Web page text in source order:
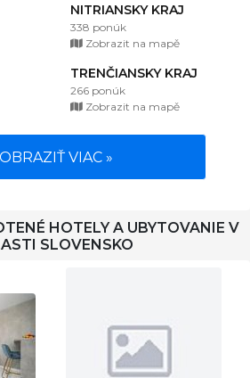
NITRIANSKY KRAJ
338 ponúk
Zobrazit na mapě
TRENČIANSKY KRAJ
266 ponúk
Zobrazit na mapě
VIAC »
HOTELY A UBYTOVANIE V
SLOVENSKO